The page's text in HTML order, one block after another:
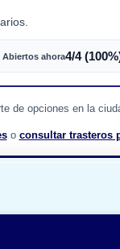
Abiertos ahora4/4
de opciones en la
o consultar trasteros